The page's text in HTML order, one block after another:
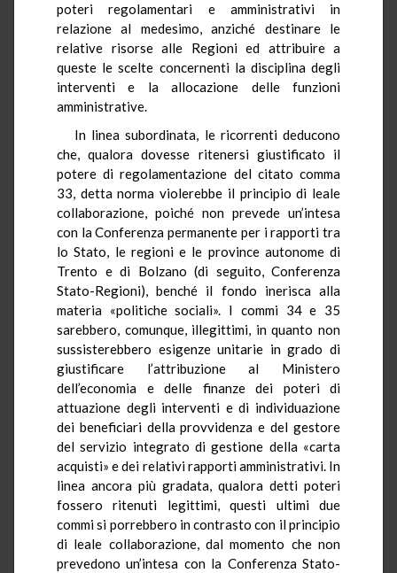
poteri regolamentari e amministrativi in
relazione al medesimo, anziché destinare le
relative risorse alle Regioni ed attribuire a
queste le scelte concernenti la disciplina degli
interventi e la allocazione delle funzioni
amministrative.
In linea subordinata, le ricorrenti deducono
che, qualora dovesse ritenersi giustificato il
potere di regolamentazione del citato comma
33, detta norma violerebbe il principio di leale
collaborazione, poiché non prevede un’intesa
con la Conferenza permanente per i rapporti tra
lo Stato, le regioni e le province autonome di
Trento e di Bolzano (di seguito, Conferenza
Stato-Regioni), benché il fondo inerisca alla
materia «politiche sociali». I commi 34 e 35
sarebbero, comunque, illegittimi, in quanto non
sussisterebbero esigenze unitarie in grado di
giustificare l’attribuzione al Ministero
dell’economia e delle finanze dei poteri di
attuazione degli interventi e di individuazione
dei beneficiari della provvidenza e del gestore
del servizio integrato di gestione della «carta
acquisti» e dei relativi rapporti amministrativi. In
linea ancora più gradata, qualora detti poteri
fossero ritenuti legittimi, questi ultimi due
commi si porrebbero in contrasto con il principio
di leale collaborazione, dal momento che non
prevedono un’intesa con la Conferenza Stato-